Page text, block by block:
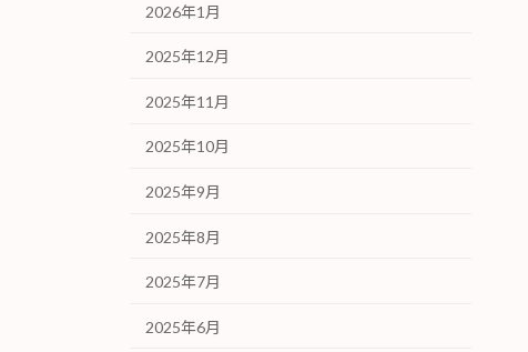
2026年1月
2025年12月
2025年11月
2025年10月
2025年9月
2025年8月
2025年7月
2025年6月